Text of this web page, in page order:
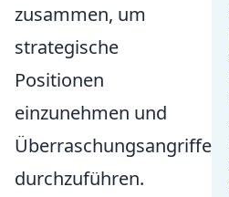
zusammen, um
strategische
Positionen
einzunehmen und
Überraschungsangriffe
durchzuführen.